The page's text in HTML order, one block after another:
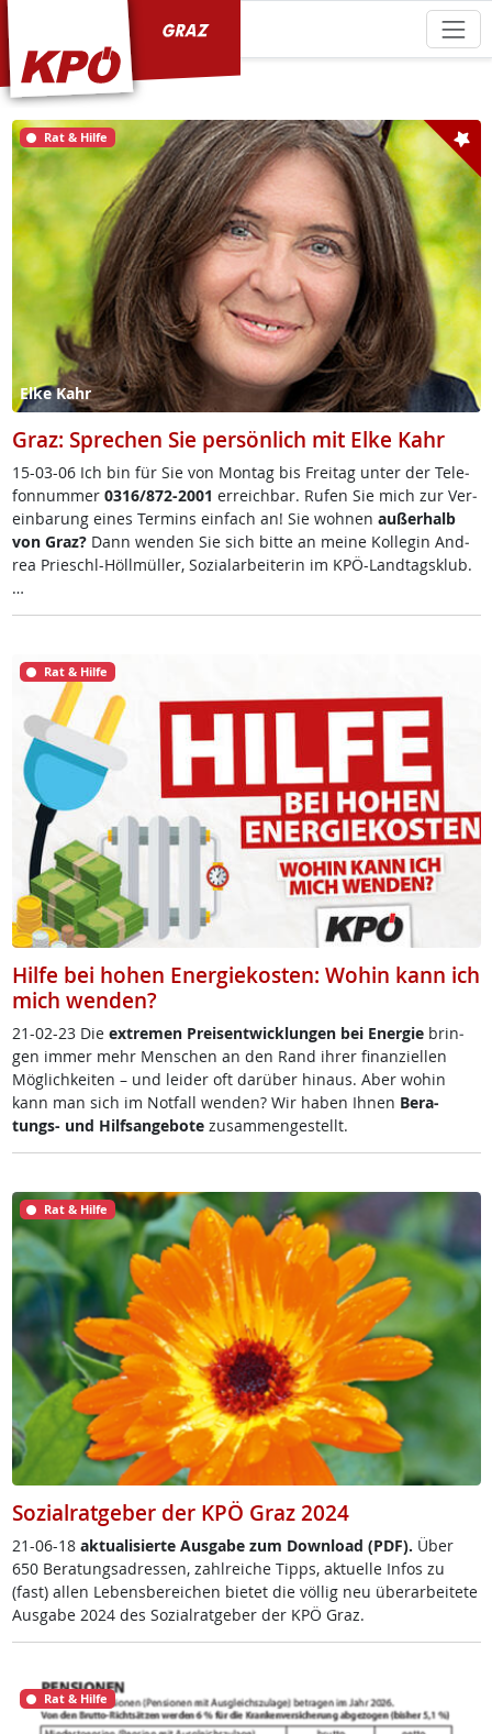
Rat & Hilfe
Elke Kahr
Graz: Sprechen Sie persönlich mit Elke Kahr
15-03-06 Ich bin für Sie von Mon­tag bis Frei­tag un­ter der Te­le­
fon­num­mer 0316/872-2001 er­reich­bar. Ru­fen Sie mich zur Ve­r­
ein­ba­rung ei­nes Ter­mins ein­fach an! Sie woh­nen au­ßer­halb
von Graz?Dann wen­den Sie sich bit­te an mei­ne Kol­le­gin And­
rea Prie­schl-Höll­mül­ler, So­zial­ar­bei­te­rin im KPÖ-Land­tags­klub.
…
Rat & Hilfe
Hilfe bei hohen Energiekosten: Wohin kann ich
mich wenden?
21-02-23 Die ex­t­re­men Preis­ent­wick­lun­gen bei En­er­giebrin­
gen im­mer mehr Men­schen an den Rand ih­rer fi­nan­zi­el­len
Mög­lich­kei­ten – und lei­der oft dar­über hin­aus. Aber wo­hin
kann man sich im Not­fall wen­den? Wir ha­ben Ih­nen Be­ra­
tungs- und Hilf­s­an­ge­bo­te zu­sam­men­ge­s­tellt.
Rat & Hilfe
Sozialratgeber der KPÖ Graz 2024
21-06-18 ak­tua­li­sier­te Aus­ga­be zum Down­load (PDF). Über
650 Be­ra­tungsadres­sen, zahl­rei­che Tipps, ak­tu­el­le In­fos zu
(fast) al­len Le­bens­be­rei­chen bie­tet die völ­lig neu über­ar­bei­te­te
Aus­ga­be 2024 des So­zial­rat­ge­ber der KPÖ Graz.
Rat & Hilfe